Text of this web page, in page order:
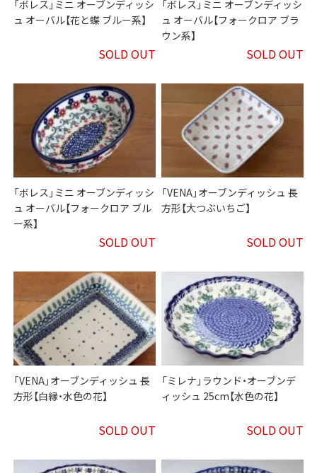
「ボレス」ミニ オーブンディッシ
ュ オーバル【花と蝶 ブルー系】
SOLD OUT
「ボレス」ミニ オーブンディッシ
ュ オーバル【フォークロア ブラ
ウン系】
SOLD OUT
「ボレス」ミニ オーブンディッシ
ュ オーバル【フォークロア ブル
ー系】
SOLD OUT
「VENA」オーブンディッシュ 長
方形【大つぶいちご】
SOLD OUT
「VENA」オーブンディッシュ 長
方形【白縁・水色の花】
SOLD OUT
「ミレナ」ラウンド・オーブンデ
ィッシュ 25cm【水色の花】
SOLD OUT